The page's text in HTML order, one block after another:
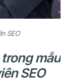
SEO
mẫu
SEO